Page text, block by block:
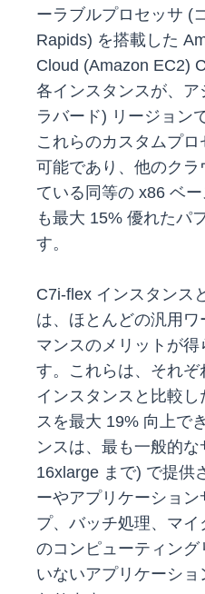
ーラブルプロセッサ (
Rapids) を搭載した
Cloud (Amazon EC2)
各インスタンスが、
ラバード) リージョン
これらのカスタムプ
可能であり、他のク
ている同等の x86 ベ
も最大 15% 優れたパ
す。
C7i-flex インスタンス
は、ほとんどの汎用
マンスのメリットが
す。これらは、それ
インスタンスと比較
スを最大 19% 向上で
ンスは、最も一般的な
16xlarge まで) で提供
ーやアプリケーショ
プ、バッチ処理、マ
のコンピューティン
いないアプリケーシ